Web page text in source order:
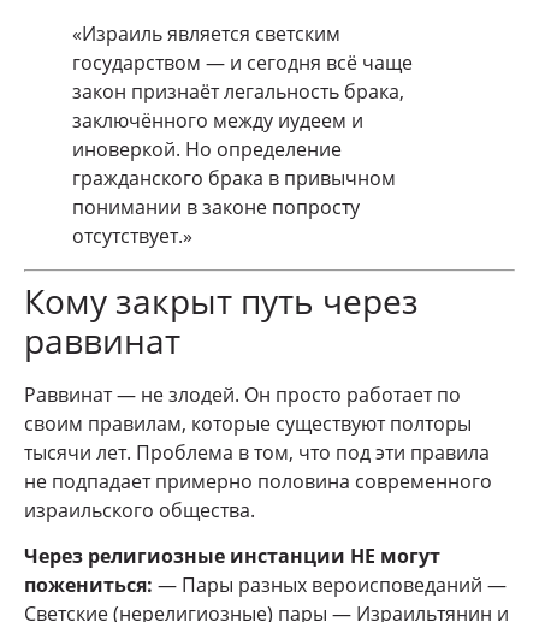
«Израиль является светским
государством — и сегодня всё чаще
закон признаёт легальность брака,
заключённого между иудеем и
иноверкой. Но определение
гражданского брака в привычном
понимании в законе попросту
отсутствует.»
Кому закрыт путь через
раввинат
Раввинат — не злодей. Он просто работает по
своим правилам, которые существуют полторы
тысячи лет. Проблема в том, что под эти правила
не подпадает примерно половина современного
израильского общества.
Через религиозные инстанции НЕ могут
пожениться: — Пары разных вероисповеданий —
Светские (нерелигиозные) пары — Израильтянин и